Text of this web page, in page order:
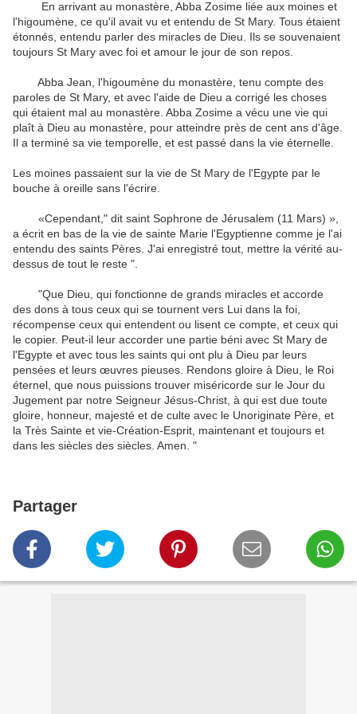
En arrivant au monastère Abba Zosime liée aux moines et
l'higoumène ce qu'il avait vu et entendu de St Mary. Tous étaient
étonnés entendu parler des miracles de Dieu Ils se souvenaient
toujours St Mary avec foi et amour le jour de son repos
Abba Jean l'higoumène du monastère tenu compte des
paroles de St Mary, et avec l'aide de Dieu a corrigé les choses
qui étaient mal au monastère Abba Zosime a vécu une vie qui
plaît à Dieu au monastère , pour atteindre près de cent ans d'âge.
Il a terminé sa vie temporelle et est passé dans la vie éternelle
Les moines passaient sur ​​la vie de St Mary de l'Egypte par le
bouche à oreille sans l'écrire.
«Cependant, " dit saint Sophrone de Jérusalem (11 Mars) »,
a écrit en bas de la vie de sainte Marie l'Egyptienne comme je l'ai
entendu des saints Pères J'ai enregistré tout mettre la vérité au-
dessus de tout le reste "
"Que Dieu, qui fonctionne de grands miracles et accorde
des dons à tous ceux qui se tournent vers Lui dans la foi
récompense ceux qui entendent ou lisent ce compte et ceux qui
le copier. Peut-il leur accorder une partie béni avec St Mary de
l'Egypte et avec tous les saints qui ont plu à Dieu par leurs
pensées et leurs œuvres pieuses Rendons gloire à Dieu le Roi
éternel que nous puissions trouver miséricorde sur le Jour du
Jugement par notre Seigneur Jésus-Christ à qui est due toute
gloire honneur, majesté et de culte avec le Unoriginate Père et
la Très Sainte et vie-Création-Esprit, maintenant et toujours et
dans les siècles des siècles. Amen "
Partager